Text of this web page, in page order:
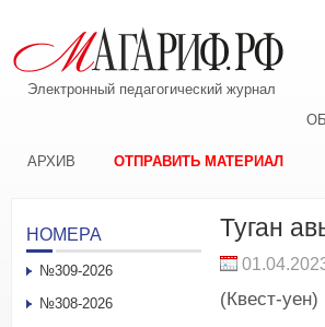
Электронный педагогический журнал
АРХИВ ОТПРАВИТЬ МАТЕРИАЛ
Туган
(Квест-уен)
НОМЕРА
№309-2026
№308-2026